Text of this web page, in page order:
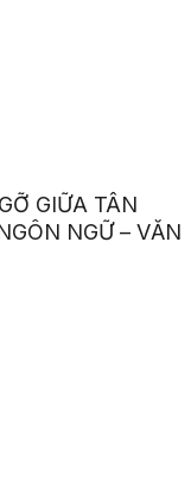
GIỮA TÂN
NGỮ – VĂN